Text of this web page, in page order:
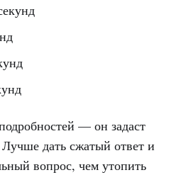
— он задаст
дать сжатый ответ и
вопрос, чем утопить